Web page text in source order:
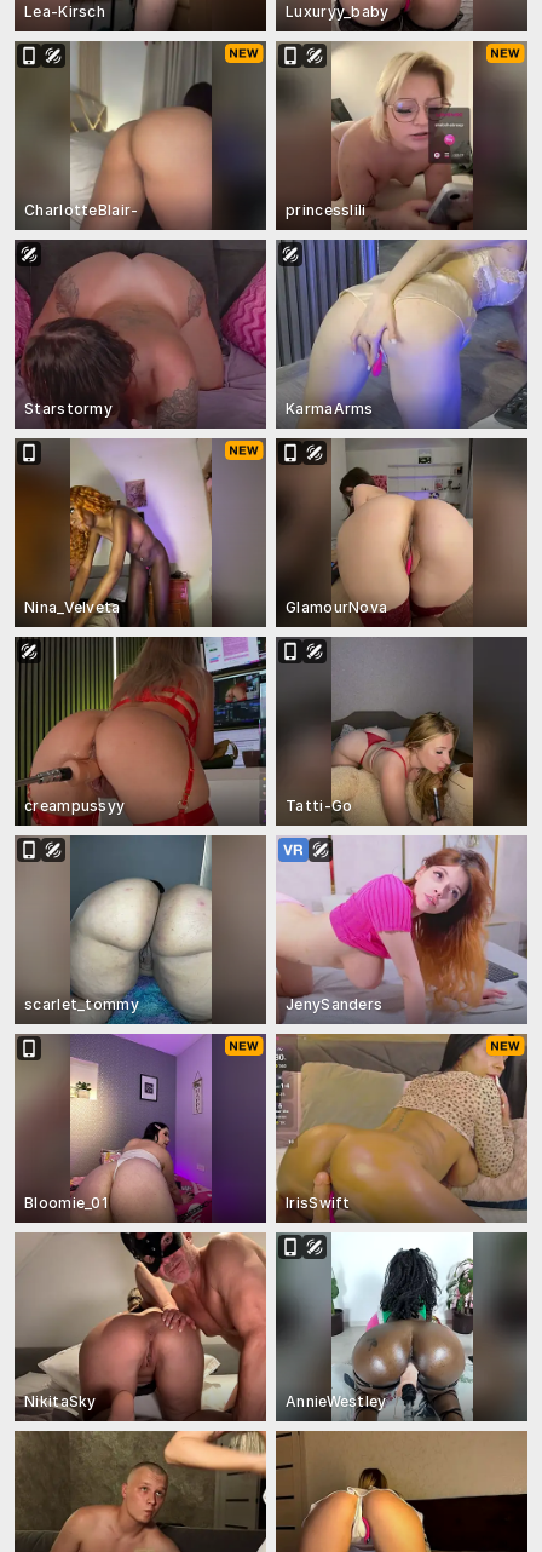
Lea-Kirsch Luxuryy_baby
CharlotteBlair- princesslili
Starstormy KarmaArms
Nina_Velveta GlamourNova
creampussyy Tatti-Go
scarlet_tommy JenySanders
Bloomie_01 IrisSwift
NikitaSky AnnieWestley